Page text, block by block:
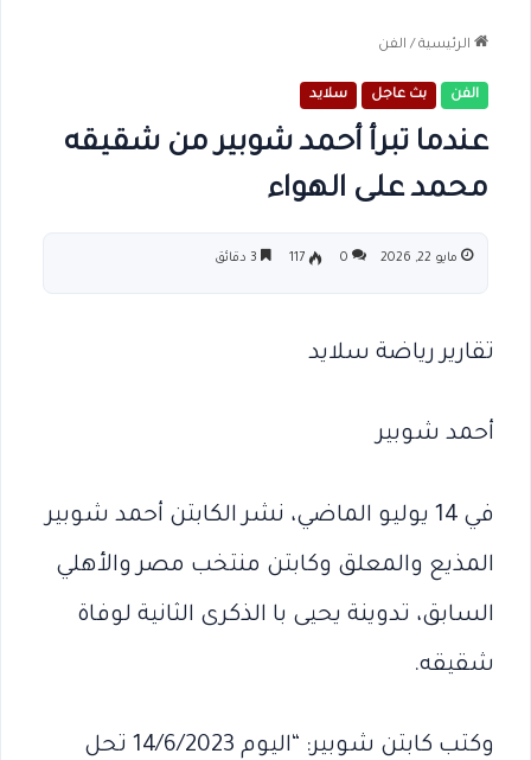
الرئيسية / الفن
الفن بث عاجل سلايد
عندما تبرأ أحمد شوبير من شقيقه
محمد على الهواء
مايو 22, 2026 0
117
تقارير رياضة سلايد
أحمد شوبير
في 14 يوليو الماضي، نشر الكابتن أحمد شوبير
المذيع والمعلق وكابتن منتخب مصر والأهلي
السابق، تدوينة يحيى با الذكرى الثانية لوفاة
شقيقه.
وكتب كابتن شوبير: “‏اليوم 14/6/2023 تحل